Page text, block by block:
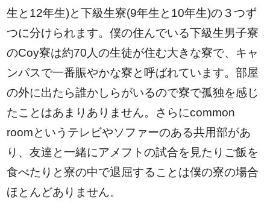
生と12年生)と下級生寮(9年生と10年生)の３つず
つに分けられます。僕の住んでいる下級生男子寮
のCoy寮は約70人の生徒が住む大きな寮で、キャ
ンパスで一番賑やかな寮と呼ばれています。部屋
の外に出たら誰かしらがいるので寮で孤独を感じ
たことはあまりありません。さらにcommon
roomというテレビやソファーのある共用部があ
り、友達と一緒にアメフトの試合を見たりご飯を
食べたりと寮の中で退屈することは僕の寮の場合
ほとんどありません。